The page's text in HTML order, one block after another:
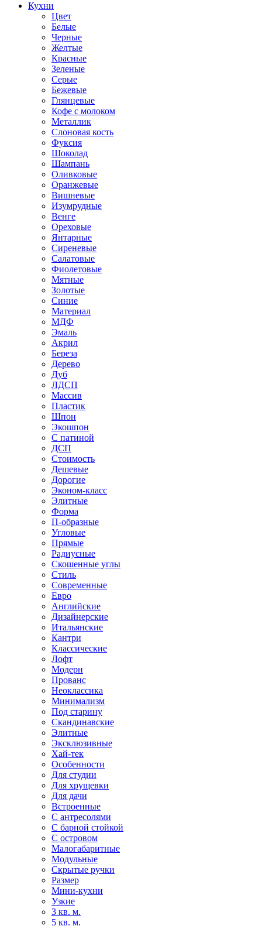
Кухни
Цвет
Белые
Черные
Желтые
Красные
Зеленые
Серые
Бежевые
Глянцевые
Кофе с молоком
Металлик
Слоновая кость
Фуксия
Шоколад
Шампань
Оливковые
Оранжевые
Вишневые
Изумрудные
Венге
Ореховые
Янтарные
Сиреневые
Салатовые
Фиолетовые
Мятные
Золотые
Синие
Материал
МДФ
Эмаль
Акрил
Береза
Дерево
Дуб
ЛДСП
Массив
Пластик
Шпон
Экошпон
С патиной
ДСП
Стоимость
Дешевые
Дорогие
Эконом-класс
Элитные
Форма
П-образные
Угловые
Прямые
Радиусные
Скошенные углы
Стиль
Современные
Евро
Английские
Дизайнерские
Итальянские
Кантри
Классические
Лофт
Модерн
Прованс
Неоклассика
Минимализм
Под старину
Скандинавские
Элитные
Эксклюзивные
Хай-тек
Особенности
Для студии
Для хрущевки
Для дачи
Встроенные
С антресолями
С барной стойкой
С островом
Малогабаритные
Модульные
Скрытые ручки
Размер
Мини-кухни
Узкие
3 кв. м.
5 кв. м.